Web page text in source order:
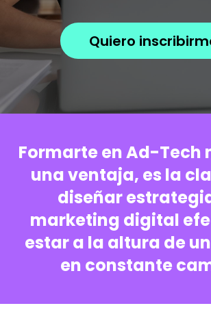
Quiero
Formarte en Ad-Tech
una ventaja, es la
diseñar
marketing digital
estar a la altura de
en constante